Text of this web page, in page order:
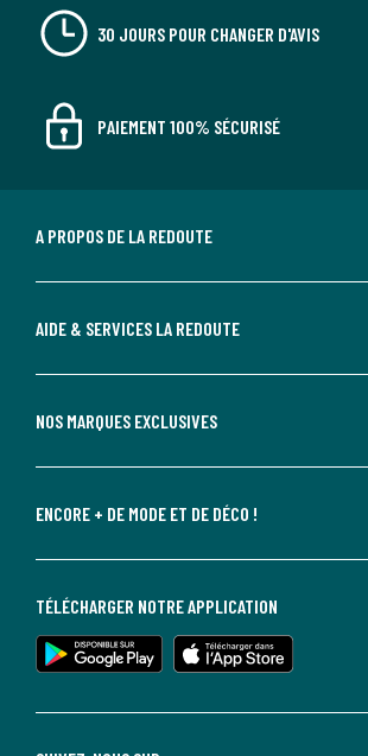
30 JOURS POUR CHANGER D'AVIS
PAIEMENT 100% SÉCURISÉ
A PROPOS DE LA REDOUTE
AIDE & SERVICES LA REDOUTE
NOS MARQUES EXCLUSIVES
ENCORE + DE MODE ET DE DÉCO !
TÉLÉCHARGER NOTRE APPLICATION